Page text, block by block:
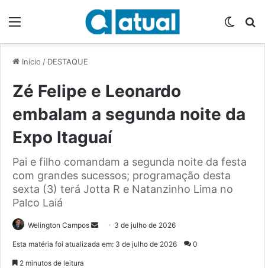
Início / DESTAQUE
Zé Felipe e Leonardo
embalam a segunda noite da
Expo Itaguaí
Pai e filho comandam a segunda noite da festa
com grandes sucessos; programação desta
sexta (3) terá Jotta R e Natanzinho Lima no
Palco Laiá
Welington Campos 3 de julho de 2026
Esta matéria foi atualizada em: 3 de julho de 2026 0
2 minutos de leitura